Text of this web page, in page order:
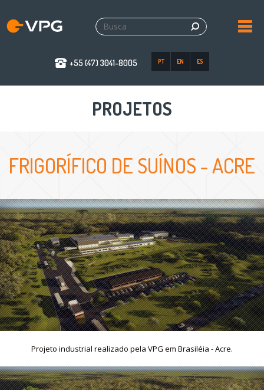
+55 (47) 3041-8005 PT EN ES
PROJETOS
FRIGORÍFICO DE SUÍNOS - ACRE
Projeto industrial realizado pela VPG em Brasiléia - Acre.